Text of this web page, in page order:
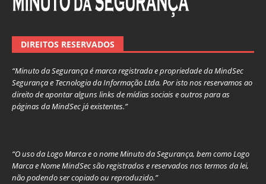
DIREITOS RESERVADOS
“Minuto da Segurança é marca registrada e propriedade da MindSec
Segurança e Tecnologia da Informação Ltda. Por isto nos reservamos ao
direito de apontar alguns links de mídias sociais e outros para as
páginas da MindSec já existentes.”
“O uso da Logo Marca e o nome Minuto da Segurança, bem como Logo
Marca e Nome MindSec são registrados e reservados nos termos da lei,
não podendo ser copiado ou reproduzido.”